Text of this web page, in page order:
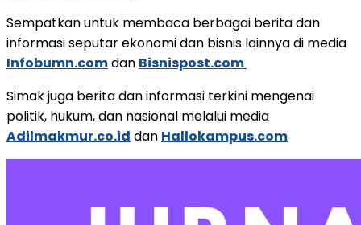
Sempatkan untuk membaca berbagai berita dan
informasi seputar ekonomi dan bisnis lainnya di media
Infobumn.comdan Bisnispost.com
Simak juga berita dan informasi terkini mengenai
politik, hukum, dan nasional melalui media
Adilmakmur.co.id dan Hallokampus.com